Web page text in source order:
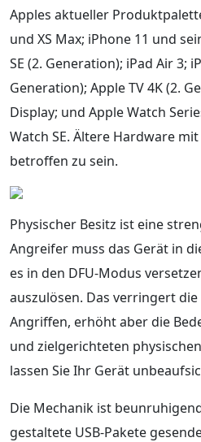
Apples aktueller
und XS Max; iPhone 11 und
SE (2. Generation); iPad Air 3;
Generation); Apple TV 4K (2.
Display; und Apple Watch
Watch SE. Ältere Hardware
betroffen zu sein.
Physischer Besitz ist eine
Angreifer muss das Gerät in
es in den DFU-Modus
auszulösen. Das verringert
Angriffen, erhöht aber die
und zielgerichteten
lassen Sie Ihr Gerät
Die Mechanik ist
gestaltete USB-Pakete